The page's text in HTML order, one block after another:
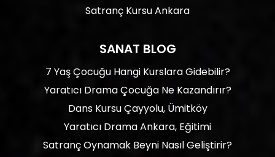
Satranç Kursu Ankara
SANAT BLOG
7 Yaş Çocuğu Hangi Kurslara Gidebilir?
Yaratıcı Drama Çocuğa Ne Kazandırır?
Dans Kursu Çayyolu, Ümitköy
Yaratıcı Drama Ankara, Eğitimi
Satranç Oynamak Beyni Nasıl Geliştirir?